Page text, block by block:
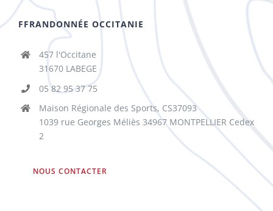
FFRANDONNÉE OCCITANIE
457 l'Occitane
31670 LABEGE
05 82 95 37 75
Maison Régionale des Sports, CS37093
1039 rue Georges Méliès 34967 MONTPELLIER Cedex
2
NOUS CONTACTER